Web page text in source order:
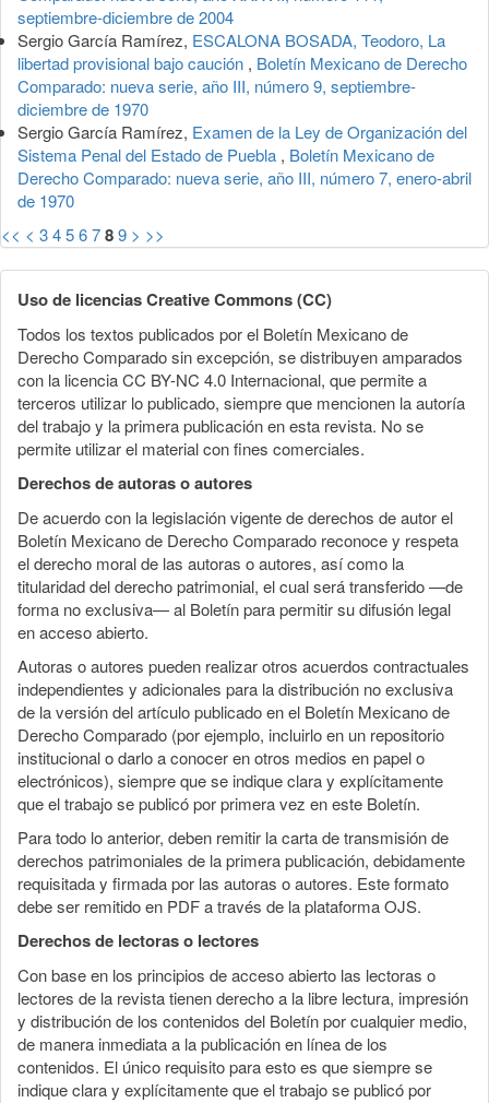
septiembre-diciembre de 2004
Sergio García Ramírez, ESCALONA BOSADA, Teodoro, La
libertad provisional bajo caución , Boletín Mexicano de Derecho
Comparado: nueva serie, año III, número 9, septiembre-
diciembre de 1970
Sergio García Ramírez, Examen de la Ley de Organización del
Sistema Penal del Estado de Puebla , Boletín Mexicano de
Derecho Comparado: nueva serie, año III, número 7, enero-abril
de 1970
<< < 3456789 > >>
Uso de licencias Creative Commons (CC)
Todos los textos publicados por el Boletín Mexicano de
Derecho Comparado sin excepción, se distribuyen amparados
con la licencia CC BY-NC 4.0 Internacional, que permite a
terceros utilizar lo publicado, siempre que mencionen la autoría
del trabajo y la primera publicación en esta revista. No se
permite utilizar el material con fines comerciales.
Derechos de autoras o autores
De acuerdo con la legislación vigente de derechos de autor el
Boletín Mexicano de Derecho Comparado reconoce y respeta
el derecho moral de las autoras o autores, así como la
titularidad del derecho patrimonial, el cual será transferido —de
forma no exclusiva— al Boletín para permitir su difusión legal
en acceso abierto.
Autoras o autores pueden realizar otros acuerdos contractuales
independientes y adicionales para la distribución no exclusiva
de la versión del artículo publicado en el Boletín Mexicano de
Derecho Comparado (por ejemplo, incluirlo en un repositorio
institucional o darlo a conocer en otros medios en papel o
electrónicos), siempre que se indique clara y explícitamente
que el trabajo se publicó por primera vez en este Boletín.
Para todo lo anterior, deben remitir la carta de transmisión de
derechos patrimoniales de la primera publicación, debidamente
requisitada y firmada por las autoras o autores. Este formato
debe ser remitido en PDF a través de la plataforma OJS.
Derechos de lectoras o lectores
Con base en los principios de acceso abierto las lectoras o
lectores de la revista tienen derecho a la libre lectura, impresión
y distribución de los contenidos del Boletín por cualquier medio,
de manera inmediata a la publicación en línea de los
contenidos. El único requisito para esto es que siempre se
indique clara y explícitamente que el trabajo se publicó por